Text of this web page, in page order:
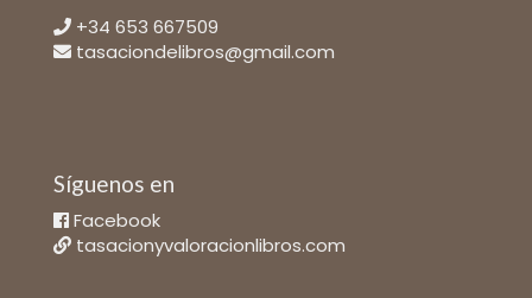
+34 653 667509
tasaciondelibros@gmail.com
Síguenos en
Facebook
tasacionyvaloracionlibros.com